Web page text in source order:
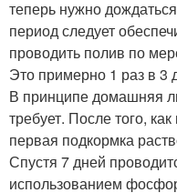
теперь нужно
период следует
проводить полив по
Это примерно 1 раз в 3
В принципе домашняя
требует. После того,
первая подкормка
Спустя 7 дней
использованием